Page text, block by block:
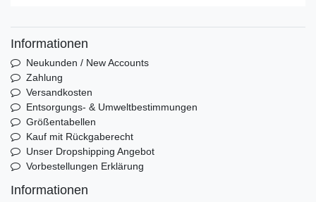
Informationen
Neukunden / New Accounts
Zahlung
Versandkosten
Entsorgungs- & Umweltbestimmungen
Größentabellen
Kauf mit Rückgaberecht
Unser Dropshipping Angebot
Vorbestellungen Erklärung
Informationen